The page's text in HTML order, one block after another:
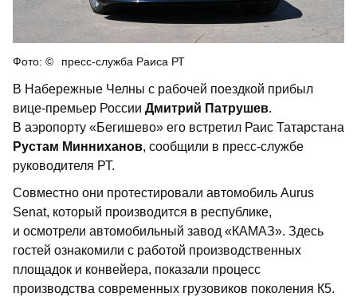
пресс-служба Раиса РТ
В Набережные Челны с рабочей поездкой прибыл
вице-премьер России Дмитрий Патрушев.
В аэропорту «Бегишево» его встретил Раис Татарстана
Рустам Минниханов, сообщили в пресс-службе
руководителя РТ.
Совместно они протестировали автомобиль Aurus
Senat, который производится в республике,
и осмотрели автомобильный завод «КАМАЗ». Здесь
гостей ознакомили с работой производственных
площадок и конвейера, показали процесс
производства современных грузовиков поколения К5.